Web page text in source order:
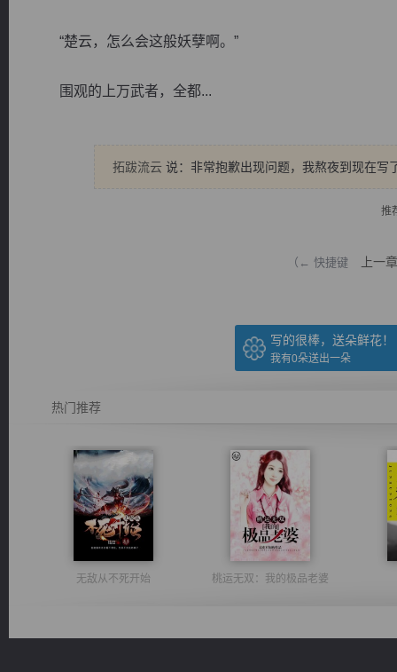
“楚云，怎么会这般妖孽啊。”
围观的上万武者，全都...
拓跋流云 说：非常抱歉出现问题，我熬夜到现在
推
（← 快捷键 上一章
写的很棒，送朵鲜花！
我有0朵送出一朵
热门推荐
无敌从不死开始 桃运无双：我的极品老婆